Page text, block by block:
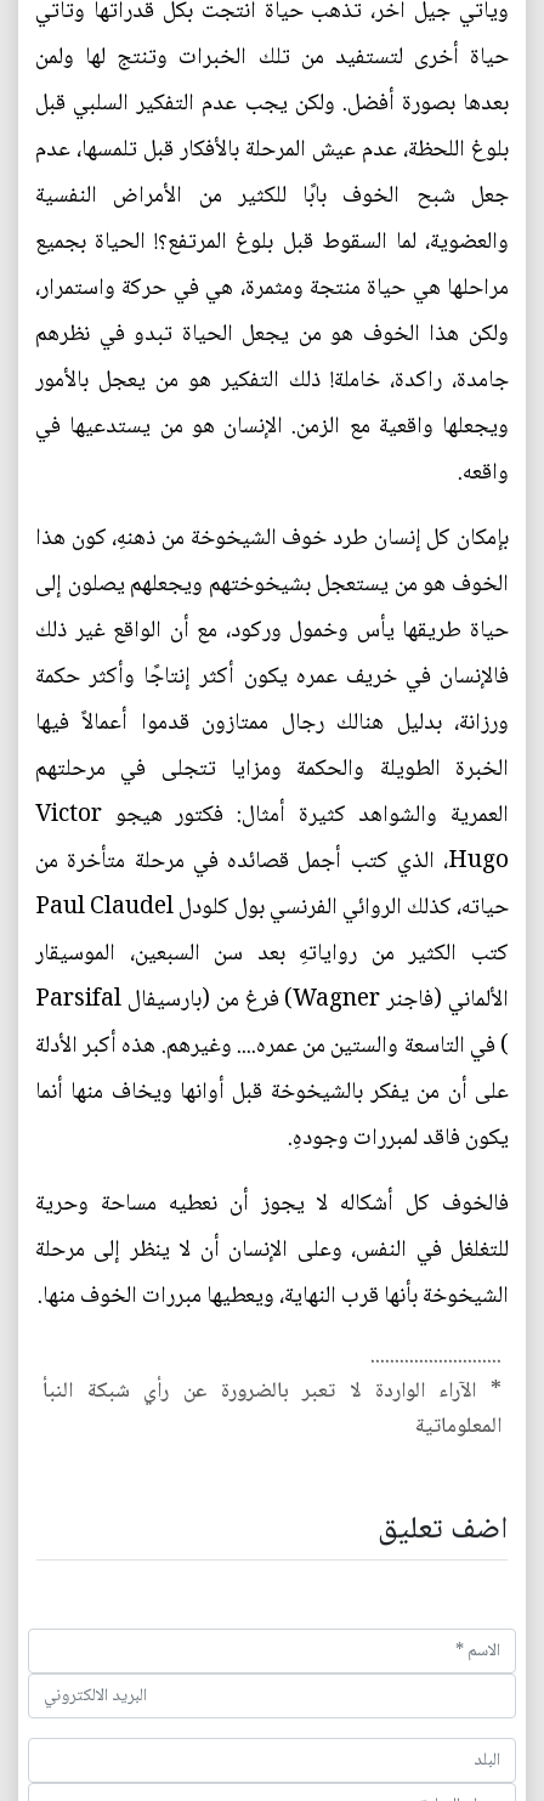
ويأتي جيل آخر، تذهب حياة أنتجت بكل قدراتها وتأتي
حياة أخرى لتستفيد من تلك الخبرات وتنتج لها ولمن
بعدها بصورة أفضل. ولكن يجب عدم التفكير السلبي قبل
بلوغ اللحظة، عدم عيش المرحلة بالأفكار قبل تلمسها، عدم
جعل شبح الخوف بابًا للكثير من الأمراض النفسية
والعضوية، لما السقوط قبل بلوغ المرتفع؟! الحياة بجميع
مراحلها هي حياة منتجة ومثمرة، هي في حركة واستمرار،
ولكن هذا الخوف هو من يجعل الحياة تبدو في نظرهم
جامدة، راكدة، خاملة! ذلك التفكير هو من يعجل بالأمور
ويجعلها واقعية مع الزمن. الإنسان هو من يستدعيها في
واقعه.
بإمكان كل إنسان طرد خوف الشيخوخة من ذهنهِ، كون هذا
الخوف هو من يستعجل بشيخوختهم ويجعلهم يصلون إلى
حياة طريقها يأس وخمول وركود، مع أن الواقع غير ذلك
فالإنسان في خريف عمره يكون أكثر إنتاجًا وأكثر حكمة
ورزانة، بدليل هنالك رجال ممتازون قدموا أعمالاً فيها
الخبرة الطويلة والحكمة ومزايا تتجلى في مرحلتهم
العمرية والشواهد كثيرة أمثال: فكتور هيجو Victor
Hugo، الذي كتب أجمل قصائده في مرحلة متأخرة من
حياته، كذلك الروائي الفرنسي بول كلودل Paul Claudel
كتب الكثير من رواياتهِ بعد سن السبعين، الموسيقار
الألماني (فاجنر Wagner) فرغ من (بارسيفال Parsifal
) في التاسعة والستين من عمره.... وغيرهم. هذه أكبر الأدلة
على أن من يفكر بالشيخوخة قبل أوانها ويخاف منها أنما
يكون فاقد لمبررات وجودهِ.
فالخوف كل أشكاله لا يجوز أن نعطيه مساحة وحرية
للتغلغل في النفس، وعلى الإنسان أن لا ينظر إلى مرحلة
الشيخوخة بأنها قرب النهاية، ويعطيها مبررات الخوف منها.
...........................
* الآراء الواردة لا تعبر بالضرورة عن رأي شبكة النبأ
المعلوماتية
اضف تعليق